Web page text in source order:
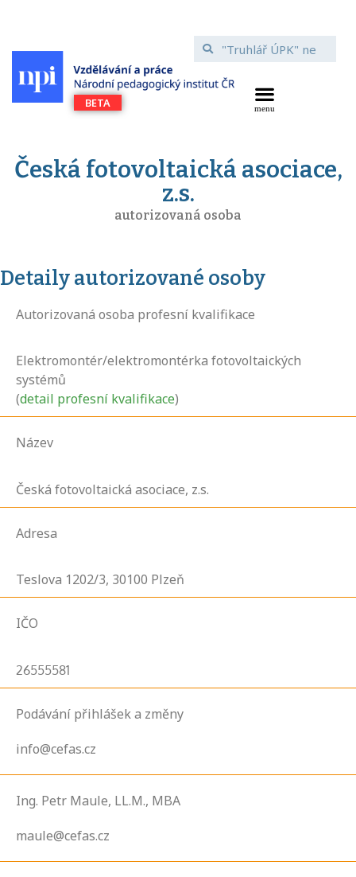
Česká fotovoltaická asociace,
z.s.
autorizovaná osoba
Detaily autorizované osoby
Autorizovaná osoba profesní kvalifikace
Elektromontér/elektromontérka fotovoltaických
systémů
(detail profesní kvalifikace)
Název
Česká fotovoltaická asociace, z.s.
Adresa
Teslova 1202/3, 30100 Plzeň
IČO
26555581
Podávání přihlášek a změny
info@cefas.cz
Ing. Petr Maule, LL.M., MBA
maule@cefas.cz